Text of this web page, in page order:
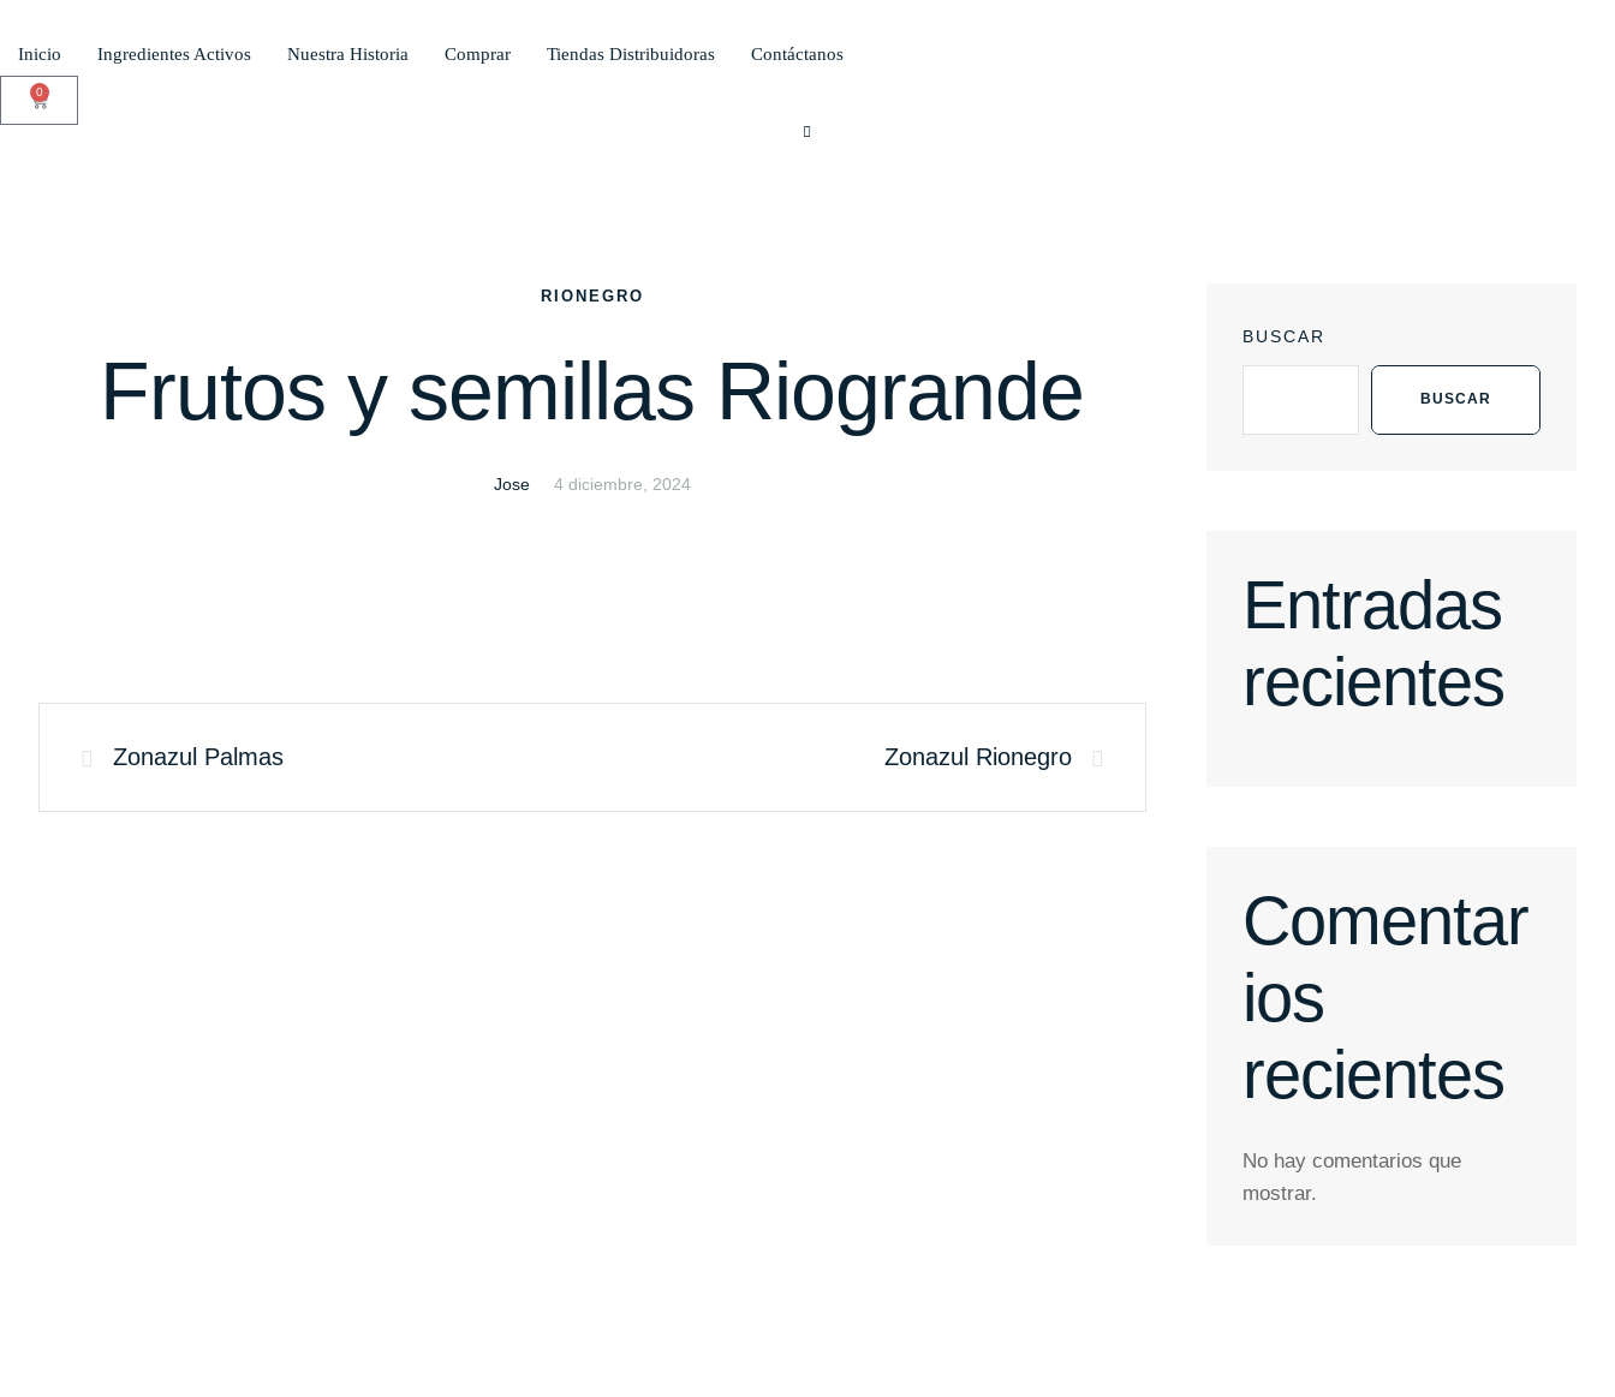
Inicio Ingredientes Activos Nuestra Historia Comprar Tiendas Distribuidoras Contáctanos
0
RIONEGRO
Frutos y semillas Riogrande
Jose 4 diciembre, 2024
Zonazul Palmas Zonazul Rionegro
BUSCAR
BUSCAR
Entradas
recientes
Comentar
ios
recientes
No hay comentarios que
mostrar.